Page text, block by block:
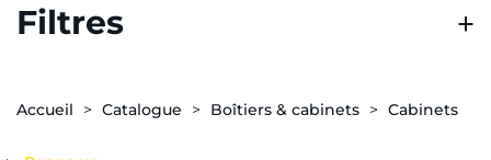
Filtres
Accueil Catalogue Boîtiers & cabinets Cabinets